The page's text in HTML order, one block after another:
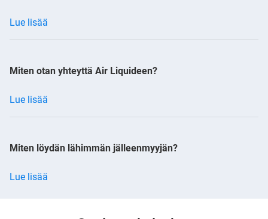
Lue lisää
Miten otan yhteyttä Air Liquideen?
Lue lisää
Miten löydän lähimmän jälleenmyyjän?
Lue lisää